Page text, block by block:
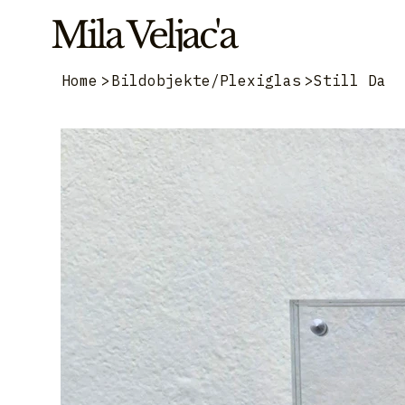
Mila Veljac'a
Home > Bildobjekte/Plexiglas >Still Da